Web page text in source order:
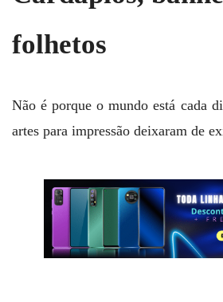
folhetos
Não é porque o mundo está cada
artes para impressão deixaram de